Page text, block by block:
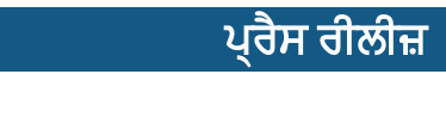
ਪ੍ਰੈਸ ਰੀਲੀਜ਼